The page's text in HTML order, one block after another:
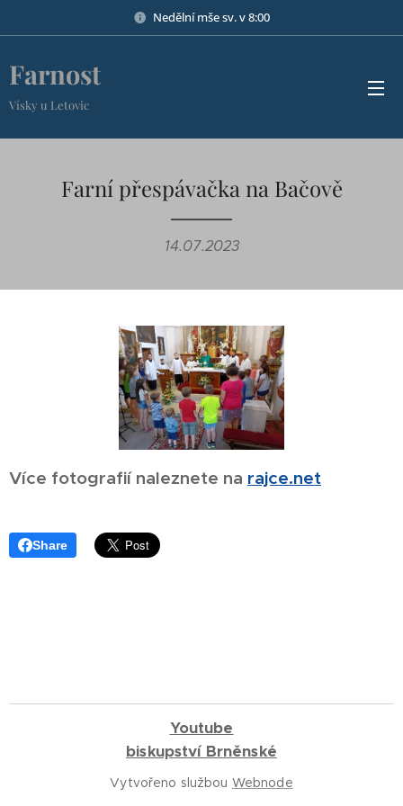
Nedělní mše sv. v 8:00
Farnost
Vísky u Letovic
Farní přespávačka na Bačově
14.07.2023
Více fotografií naleznete na rajce.net
Share
Youtube
biskupství Brněnské
Vytvořeno službou Webnode